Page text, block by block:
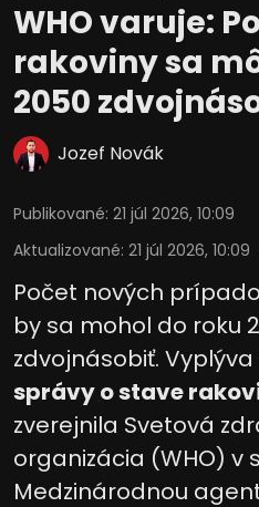
WHO varuje:
rakoviny sa
2050
Jozef Novák
Publikované: 21 júl 2026, 10:09
Aktualizované: 21 júl 2026, 10:09
Počet nových
by sa mohol do roku
zdvojnásobiť. Vyplýva
správy o stave
zverejnila Svetová
organizácia (WHO) v
Medzinárodnou